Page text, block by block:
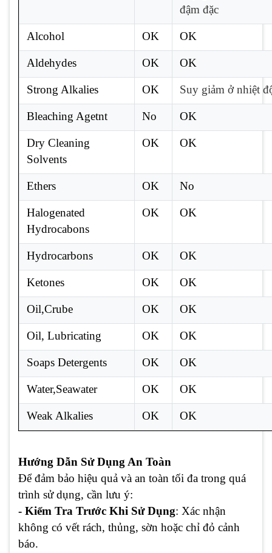
đậm đặc
Alcohol OK OK
Aldehydes OK OK
Strong Alkalies OK Suy giảm ở nhiệt
Bleaching Agetnt No OK
Dry Cleaning
Solvents
OK OK
Ethers OK No
Halogenated
Hydrocabons
OK OK
Hydrocarbons OK OK
Ketones OK OK
Oil,Crube OK OK
Oil, Lubricating OK OK
Soaps Detergents OK OK
Water,Seawater OK OK
Weak Alkalies OK OK
Hướng Dẫn Sử Dụng An Toàn
Để đảm bảo hiệu quả và an toàn tối đa trong quá
trình sử dụng, cần lưu ý:
- Kiểm Tra Trước Khi Sử Dụng: Xác nhận
không có vết rách, thủng, sờn hoặc chỉ đỏ cảnh
báo.